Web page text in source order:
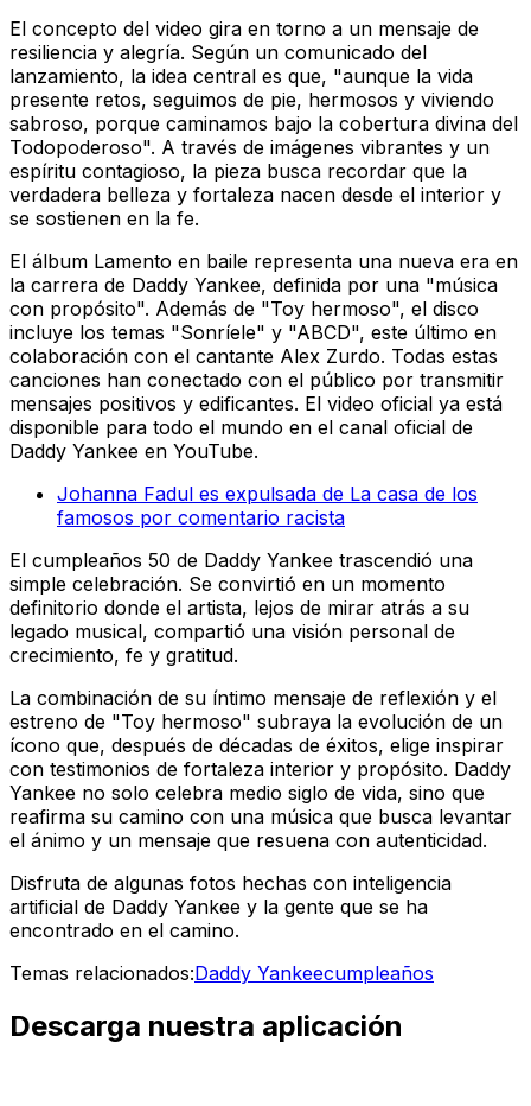
El concepto del video gira en torno a un mensaje de
resiliencia y alegría. Según un comunicado del
lanzamiento, la idea central es que, "aunque la vida
presente retos, seguimos de pie, hermosos y viviendo
sabroso, porque caminamos bajo la cobertura divina del
Todopoderoso". A través de imágenes vibrantes y un
espíritu contagioso, la pieza busca recordar que la
verdadera belleza y fortaleza nacen desde el interior y
se sostienen en la fe.
El álbum Lamento en baile representa una nueva era en
la carrera de Daddy Yankee, definida por una "música
con propósito". Además de "Toy hermoso", el disco
incluye los temas "Sonríele" y "ABCD", este último en
colaboración con el cantante Alex Zurdo. Todas estas
canciones han conectado con el público por transmitir
mensajes positivos y edificantes. El video oficial ya está
disponible para todo el mundo en el canal oficial de
Daddy Yankee en YouTube.
Johanna Fadul es expulsada de La casa de los
famosos por comentario racista
El cumpleaños 50 de Daddy Yankee trascendió una
simple celebración. Se convirtió en un momento
definitorio donde el artista, lejos de mirar atrás a su
legado musical, compartió una visión personal de
crecimiento, fe y gratitud.
La combinación de su íntimo mensaje de reflexión y el
estreno de "Toy hermoso" subraya la evolución de un
ícono que, después de décadas de éxitos, elige inspirar
con testimonios de fortaleza interior y propósito. Daddy
Yankee no solo celebra medio siglo de vida, sino que
reafirma su camino con una música que busca levantar
el ánimo y un mensaje que resuena con autenticidad.
Disfruta de algunas fotos hechas con inteligencia
artificial de Daddy Yankee y la gente que se ha
encontrado en el camino.
Temas relacionados:Daddy Yankeecumpleaños
Descarga nuestra aplicación